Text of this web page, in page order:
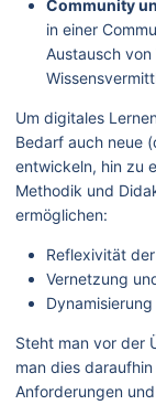
Community
in einer
Austausch
Um digitales
Bedarf auch neue
entwickeln, hin zu
Methodik und
ermöglichen:
Reflexivität
Vernetzung
Steht man vor der
man dies
Anforderungen